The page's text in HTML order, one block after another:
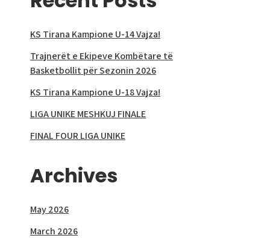
KS Tirana Kampione U-14 Vajza!
Trajnerët e Ekipeve Kombëtare të
Basketbollit për Sezonin 2026
KS Tirana Kampione U-18 Vajza!
LIGA UNIKE MESHKUJ FINALE
FINAL FOUR LIGA UNIKE
Archives
May 2026
March 2026